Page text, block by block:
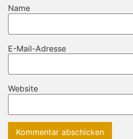
Name
E-Mail-Adresse
Website